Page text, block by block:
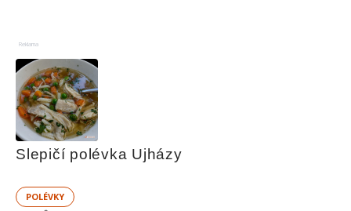
Reklama
Slepičí polévka Ujházy
POLÉVKY